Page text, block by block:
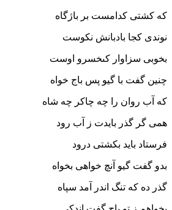
که کشتى کدامست بر باژگاه‏
نوندى کجا بادبانش نکوست
بخوبى سزاوار کى‏خسرو اوست‏
چنین گفت با گیو پس باج خواه
که آب روان را چه چاکر چه شاه‏
همى گر گذر بایدت ز آب رود
فرستاد باید بکشتى درود
بدو گفت گیو آنچ خواهى بخواه
گذر ده که تنگ اندر آمد سپاه‏